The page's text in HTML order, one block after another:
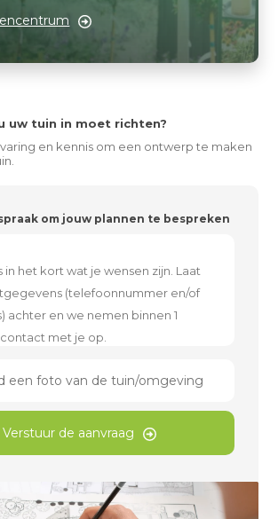
uw tuin in moet richten?
en kennis om een ontwerp te maken
om jouw plannen te bespreken
een foto van de tuin/omgeving
Verstuur de aanvraag